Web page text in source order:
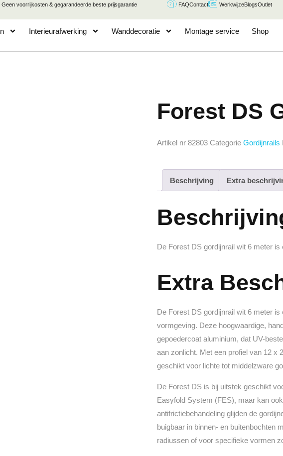
Geen voorrijkosten & gegarandeerde beste prijsgarantie FAQContact WerkwijzeBlogsOutlet
Interieurafwerking Wanddecoratie Montage service Shop
Forest DS
Artikel nr 82803 Categorie Gordijnrails
Beschrijving Extra
De Forest DS gordijnrail wit 6 meter
Extra
De Forest DS gordijnrail wit 6 meter
vormgeving. Deze hoogwaardige,
gepoedercoat aluminium, dat UV-
aan zonlicht. Met een profiel van 12 x
geschikt voor lichte tot middelzware
De Forest DS is bij uitstek geschikt
Easyfold System (FES), maar kan
antifrictiebehandeling glijden de
buigbaar in binnen- en buitenbochten
radiussen of voor specifieke vormen